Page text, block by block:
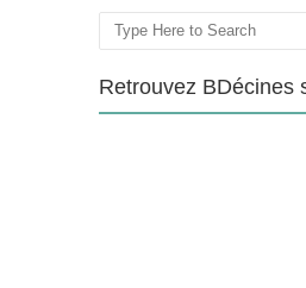
Rechercher
Retrouvez BDécines